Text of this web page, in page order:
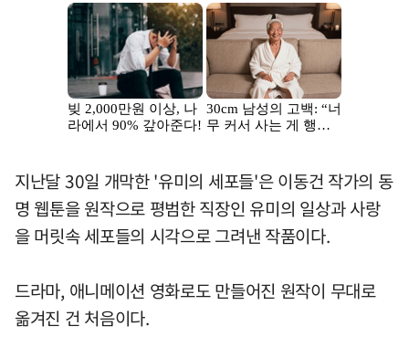
지난달 30일 개막한 '유미의 세포들'은 이동건 작가의 동
명 웹툰을 원작으로 평범한 직장인 유미의 일상과 사랑
을 머릿속 세포들의 시각으로 그려낸 작품이다.
드라마, 애니메이션 영화로도 만들어진 원작이 무대로
옮겨진 건 처음이다.